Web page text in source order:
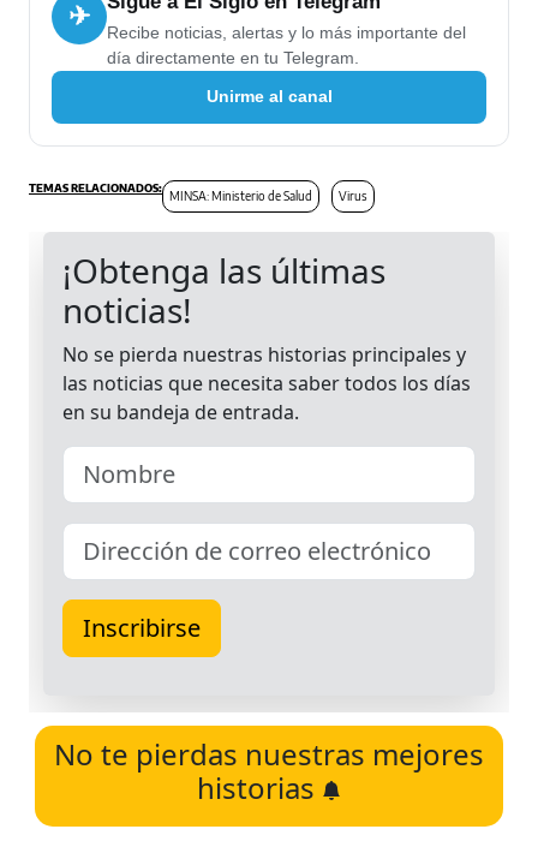
✈
Recibe noticias, alertas y lo más importante del
día directamente en tu Telegram.
Unirme al canal
MINSA: Ministerio de Salud Virus
No te pierdas nuestras mejores
historias